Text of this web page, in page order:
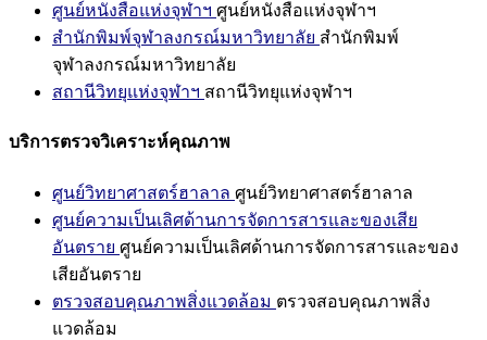
ศูนย์หนังสือแห่งจุฬาฯ ศูนย์หนังสือแห่งจุฬาฯ
สำนักพิมพ์จุฬาลงกรณ์มหาวิทยาลัย สำนักพิมพ์
จุฬาลงกรณ์มหาวิทยาลัย
สถานีวิทยุแห่งจุฬาฯ สถานีวิทยุแห่งจุฬาฯ
บริการตรวจวิเคราะห์คุณภาพ
ศูนย์วิทยาศาสตร์ฮาลาล ศูนย์วิทยาศาสตร์ฮาลาล
ศูนย์ความเป็นเลิศด้านการจัดการสารและของเสีย
อันตราย ศูนย์ความเป็นเลิศด้านการจัดการสารและของ
เสียอันตราย
ตรวจสอบคุณภาพสิ่งแวดล้อม ตรวจสอบคุณภาพสิ่ง
แวดล้อม